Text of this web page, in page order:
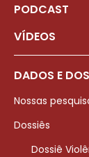
PODCAST
VÍDEOS
DADOS E
Nossas
Dossiês
Dossiê